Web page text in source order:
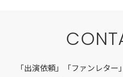
「出演依頼」「ファンレタ